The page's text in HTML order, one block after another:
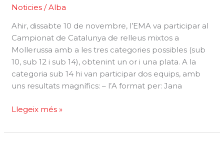
Noticies /Alba
Ahir, dissabte 10 de novembre, l’EMA va participar al
Campionat de Catalunya de relleus mixtos a
Mollerussa amb a les tres categories possibles (sub
10, sub 12 i sub 14), obtenint un or i una plata. A la
categoria sub 14 hi van participar dos equips, amb
uns resultats magnífics: – l’A format per: Jana
Campionat
Catalunya
Llegeix més »